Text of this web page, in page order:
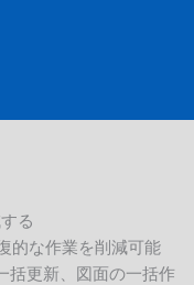
る
的な作業を削減可能
括更新、図面の一括作